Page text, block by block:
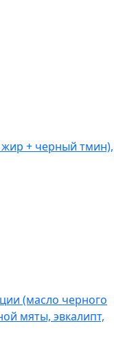
+ черный тмин),